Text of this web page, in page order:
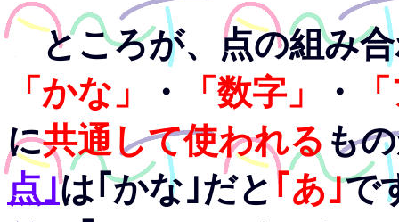
ところが、点の組み合
「かな」
・ 「数字」 ・
に共通して使われる も
点｣は｢かな｣だと ｢あ｣で